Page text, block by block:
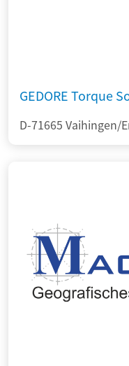
GEDORE Torque
D-71665 Vaihingen/